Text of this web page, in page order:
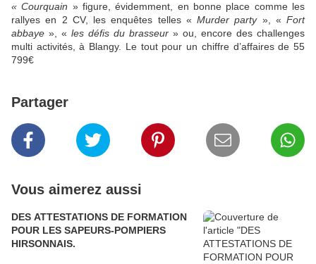
« Courquain » figure, évidemment, en bonne place comme les
rallyes en 2 CV, les enquêtes telles « Murder party», « Fort
abbaye », « les défis du brasseur » ou, encore des challenges
multi activités, à Blangy. Le tout pour un chiffre d’affaires de 55
799€
Partager
Vous aimerez aussi
DES ATTESTATIONS DE FORMATION
POUR LES SAPEURS-POMPIERS
HIRSONNAIS.